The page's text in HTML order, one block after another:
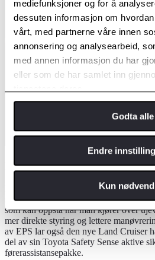
mediefunksjoner og for å
dessuten informasjon om
vårt, med partnerne våre innen
annonsering og analysearbeid,
med annen informasjon du har
eller som de har samlet inn
Godta alle
Endre
Kun
Ny elektrisk servostyring
Dette er den første Land Cruiser som
servostyringssystem (EPS). Dette
som kan oppstå når man kjører over
mer direkte styring og lettere
av EPS lar også den nye Land Cruiser
del av sin Toyota Safety Sense aktive
førerassistansepakke.